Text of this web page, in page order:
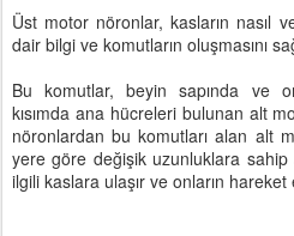
Üst motor nöronlar, kasların nasıl
dair bilgi ve komutların oluşmasını
Bu komutlar, beyin sapında ve
kısımda ana hücreleri bulunan alt
nöronlardan bu komutları alan alt
yere göre değişik uzunluklara sahip
ilgili kaslara ulaşır ve onların